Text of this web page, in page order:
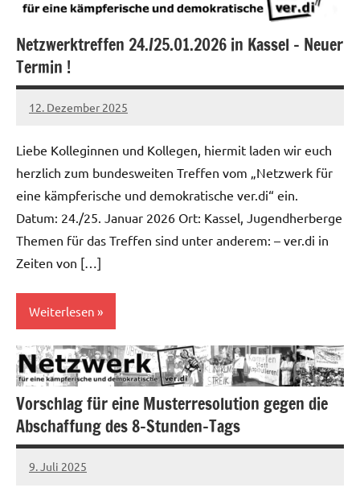
Netzwerktreffen 24./25.01.2026 in Kassel – Neuer
Termin !
12. Dezember 2025
alexander
Liebe Kolleginnen und Kollegen, hiermit laden wir euch
herzlich zum bundesweiten Treffen vom „Netzwerk für
eine kämpferische und demokratische ver.di“ ein.
Datum: 24./25. Januar 2026 Ort: Kassel, Jugendherberge
Themen für das Treffen sind unter anderem: – ver.di in
Zeiten von […]
Weiterlesen
Allgemein
Kampf
gegen
Sozialabbau
Öffentlicher
Vorschlag für eine Musterresolution gegen die
Abschaffung des 8-Stunden-Tags
9. Juli 2025
alexander